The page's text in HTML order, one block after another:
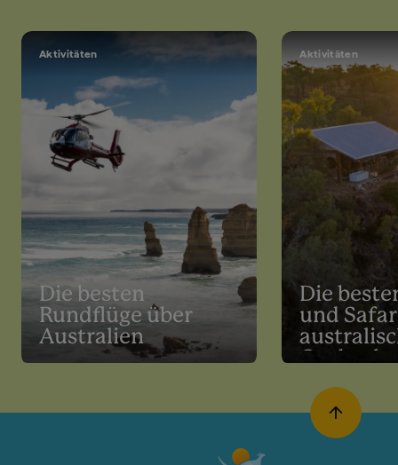
Aktivitäten
Die besten
Rundflüge über
Australien
Aktivitäten
Die
und
Outback